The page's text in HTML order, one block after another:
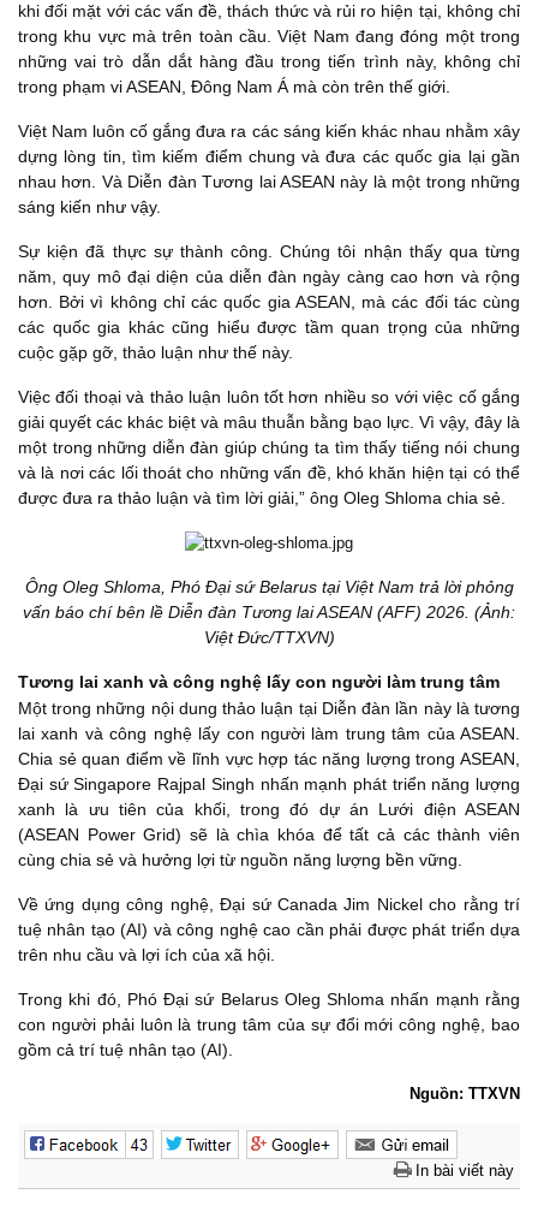
khi đối mặt với các vấn đề, thách thức và rủi ro hiện tại, không chỉ
trong khu vực mà trên toàn cầu. Việt Nam đang đóng một trong
những vai trò dẫn dắt hàng đầu trong tiến trình này, không chỉ
trong phạm vi ASEAN, Đông Nam Á mà còn trên thế giới.
Việt Nam luôn cố gắng đưa ra các sáng kiến khác nhau nhằm xây
dựng lòng tin, tìm kiếm điểm chung và đưa các quốc gia lại gần
nhau hơn. Và Diễn đàn Tương lai ASEAN này là một trong những
sáng kiến như vậy.
Sự kiện đã thực sự thành công. Chúng tôi nhận thấy qua từng
năm, quy mô đại diện của diễn đàn ngày càng cao hơn và rộng
hơn. Bởi vì không chỉ các quốc gia ASEAN, mà các đối tác cùng
các quốc gia khác cũng hiểu được tầm quan trọng của những
cuộc gặp gỡ, thảo luận như thế này.
Việc đối thoại và thảo luận luôn tốt hơn nhiều so với việc cố gắng
giải quyết các khác biệt và mâu thuẫn bằng bạo lực. Vì vậy, đây là
một trong những diễn đàn giúp chúng ta tìm thấy tiếng nói chung
và là nơi các lối thoát cho những vấn đề, khó khăn hiện tại có thể
được đưa ra thảo luận và tìm lời giải,” ông Oleg Shloma chia sẻ.
Ông Oleg Shloma, Phó Đại sứ Belarus tại Việt Nam trả lời phỏng
vấn báo chí bên lề Diễn đàn Tương lai ASEAN (AFF) 2026. (Ảnh:
Việt Đức/TTXVN)
Tương lai xanh và công nghệ lấy con người làm trung tâm
Một trong những nội dung thảo luận tại Diễn đàn lần này là tương
lai xanh và công nghệ lấy con người làm trung tâm của ASEAN.
Chia sẻ quan điểm về lĩnh vực hợp tác năng lượng trong ASEAN,
Đại sứ Singapore Rajpal Singh nhấn mạnh phát triển năng lượng
xanh là ưu tiên của khối, trong đó dự án Lưới điện ASEAN
(ASEAN Power Grid) sẽ là chìa khóa để tất cả các thành viên
cùng chia sẻ và hưởng lợi từ nguồn năng lượng bền vững.
Về ứng dụng công nghệ, Đại sứ Canada Jim Nickel cho rằng trí
tuệ nhân tạo (AI) và công nghệ cao cần phải được phát triển dựa
trên nhu cầu và lợi ích của xã hội.
Trong khi đó, Phó Đại sứ Belarus Oleg Shloma nhấn mạnh rằng
con người phải luôn là trung tâm của sự đổi mới công nghệ, bao
gồm cả trí tuệ nhân tạo (AI).
Nguồn: TTXVN
In bài viết này